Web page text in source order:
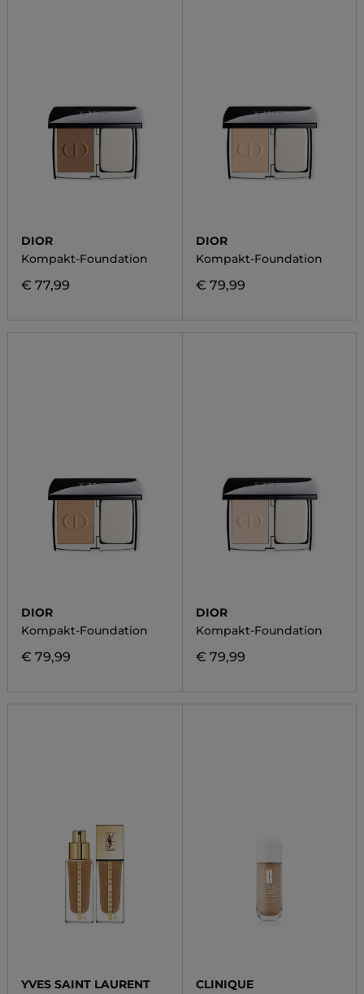
DIOR
Kompakt-Foundation
€ 77,99
DIOR
Kompakt-Foundation
€ 79,99
DIOR
Kompakt-Foundation
€ 79,99
DIOR
Kompakt-Foundation
€ 79,99
YVES SAINT LAURENT
CLINIQUE